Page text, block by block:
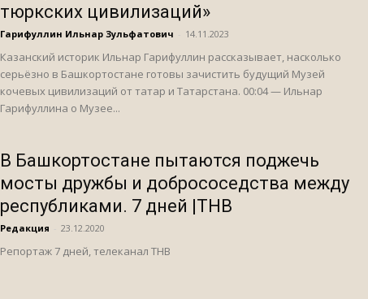
тюркских цивилизаций»
Гарифуллин Ильнар Зульфатович 14.11.2023
Казанский историк Ильнар Гарифуллин рассказывает, насколько
серьёзно в Башкортостане готовы зачистить будущий Музей
кочевых цивилизаций от татар и Татарстана. 00:04 — Ильнар
Гарифуллина о Музее...
В Башкортостане пытаются поджечь
мосты дружбы и добрососедства между
республиками. 7 дней |ТНВ
Редакция 23.12.2020
Репортаж 7 дней, телеканал ТНВ